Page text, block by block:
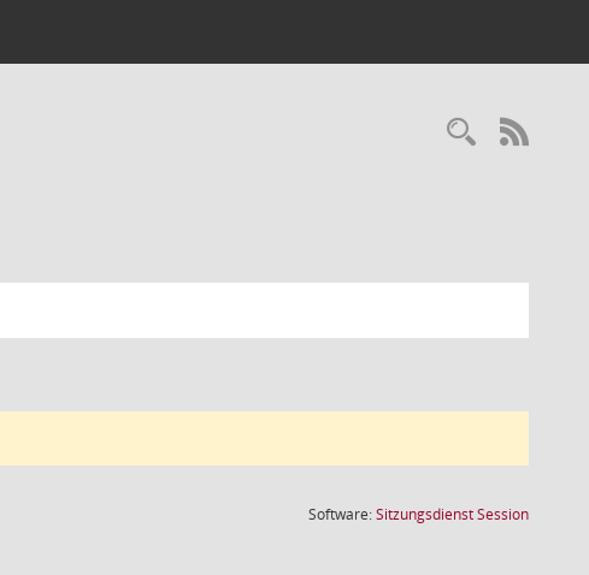
Software:SitzungsdienstSession(Wird in